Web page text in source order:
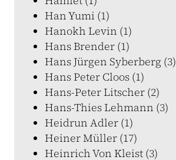
Han Yumi (1)
Hanokh Levin (1)
Hans Brender (1)
Hans Jürgen Syberberg (3)
Hans Peter Cloos (1)
Hans-Peter Litscher (2)
Hans-Thies Lehmann (3)
Heidrun Adler (1)
Heiner Müller (17)
Heinrich Von Kleist (3)